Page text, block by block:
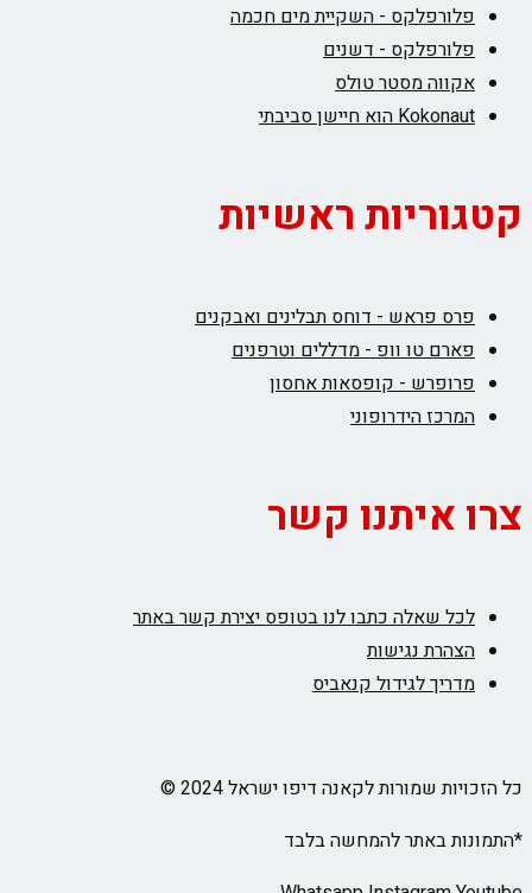
פלורפלקס - השקיית מים חכמה
פלורפלקס - דשנים
אקווה מסטר טולס
Kokonaut הוא חיישן סביבתי
קטגוריות ראשיות
פרס פראש - דוחס תבלינים ואבקנים
פארם טו וופ - מדללים וטרפנים
פרופרש - קופסאות אחסון
המרכז הידרופוני
צרו איתנו קשר
לכל שאלה כתבו לנו בטופס יצירת קשר באתר
הצהרת נגישות
מדריך לגידול קנאביס
כל הזכויות שמורות לקאנה דיפו ישראל 2024 ©
*התמונות באתר להמחשה בלבד